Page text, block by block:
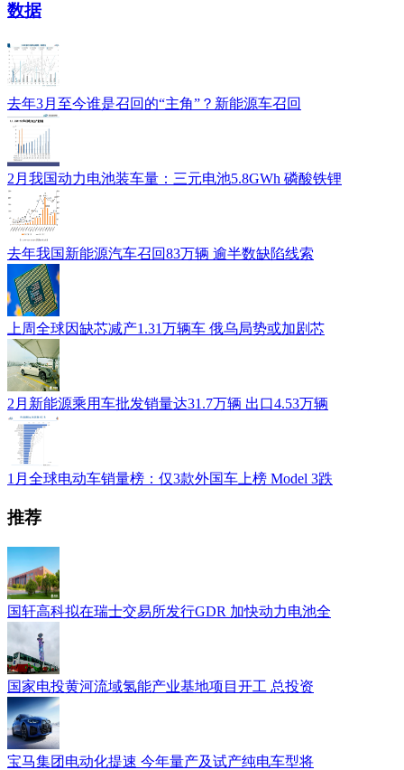
数据
去年3月至今谁是召回的“主角”？新能源车召回
2月我国动力电池装车量：三元电池5.8GWh 磷酸铁锂
去年我国新能源汽车召回83万辆 逾半数缺陷线索
上周全球因缺芯减产1.31万辆车 俄乌局势或加剧芯
2月新能源乘用车批发销量达31.7万辆 出口4.53万辆
1月全球电动车销量榜：仅3款外国车上榜 Model 3跌
推荐
国轩高科拟在瑞士交易所发行GDR 加快动力电池全
国家电投黄河流域氢能产业基地项目开工 总投资
宝马集团电动化提速 今年量产及试产纯电车型将